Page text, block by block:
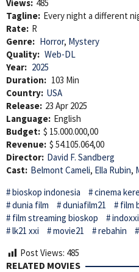
Views: 485
Tagline: Every night a different
Rate: R
Genre: Horror, Mystery
Quality: Web-DL
Year: 2025
Duration: 103 Min
Country: USA
Release: 23 Apr 2025
Language: English
Budget: $ 15.000.000,00
Revenue: $ 54.105.064,00
Director: David F. Sandberg
Cast: Belmont Cameli, Ella Rubin,
bioskop indonesia
cinema
dunia film
duniafilm21
film
film streaming bioskop
indoxxi
lk21 xxi
movie21 rebahin
Post Views: 485
RELATED MOVIES